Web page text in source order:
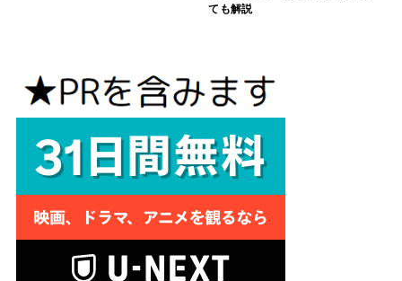
ても解説